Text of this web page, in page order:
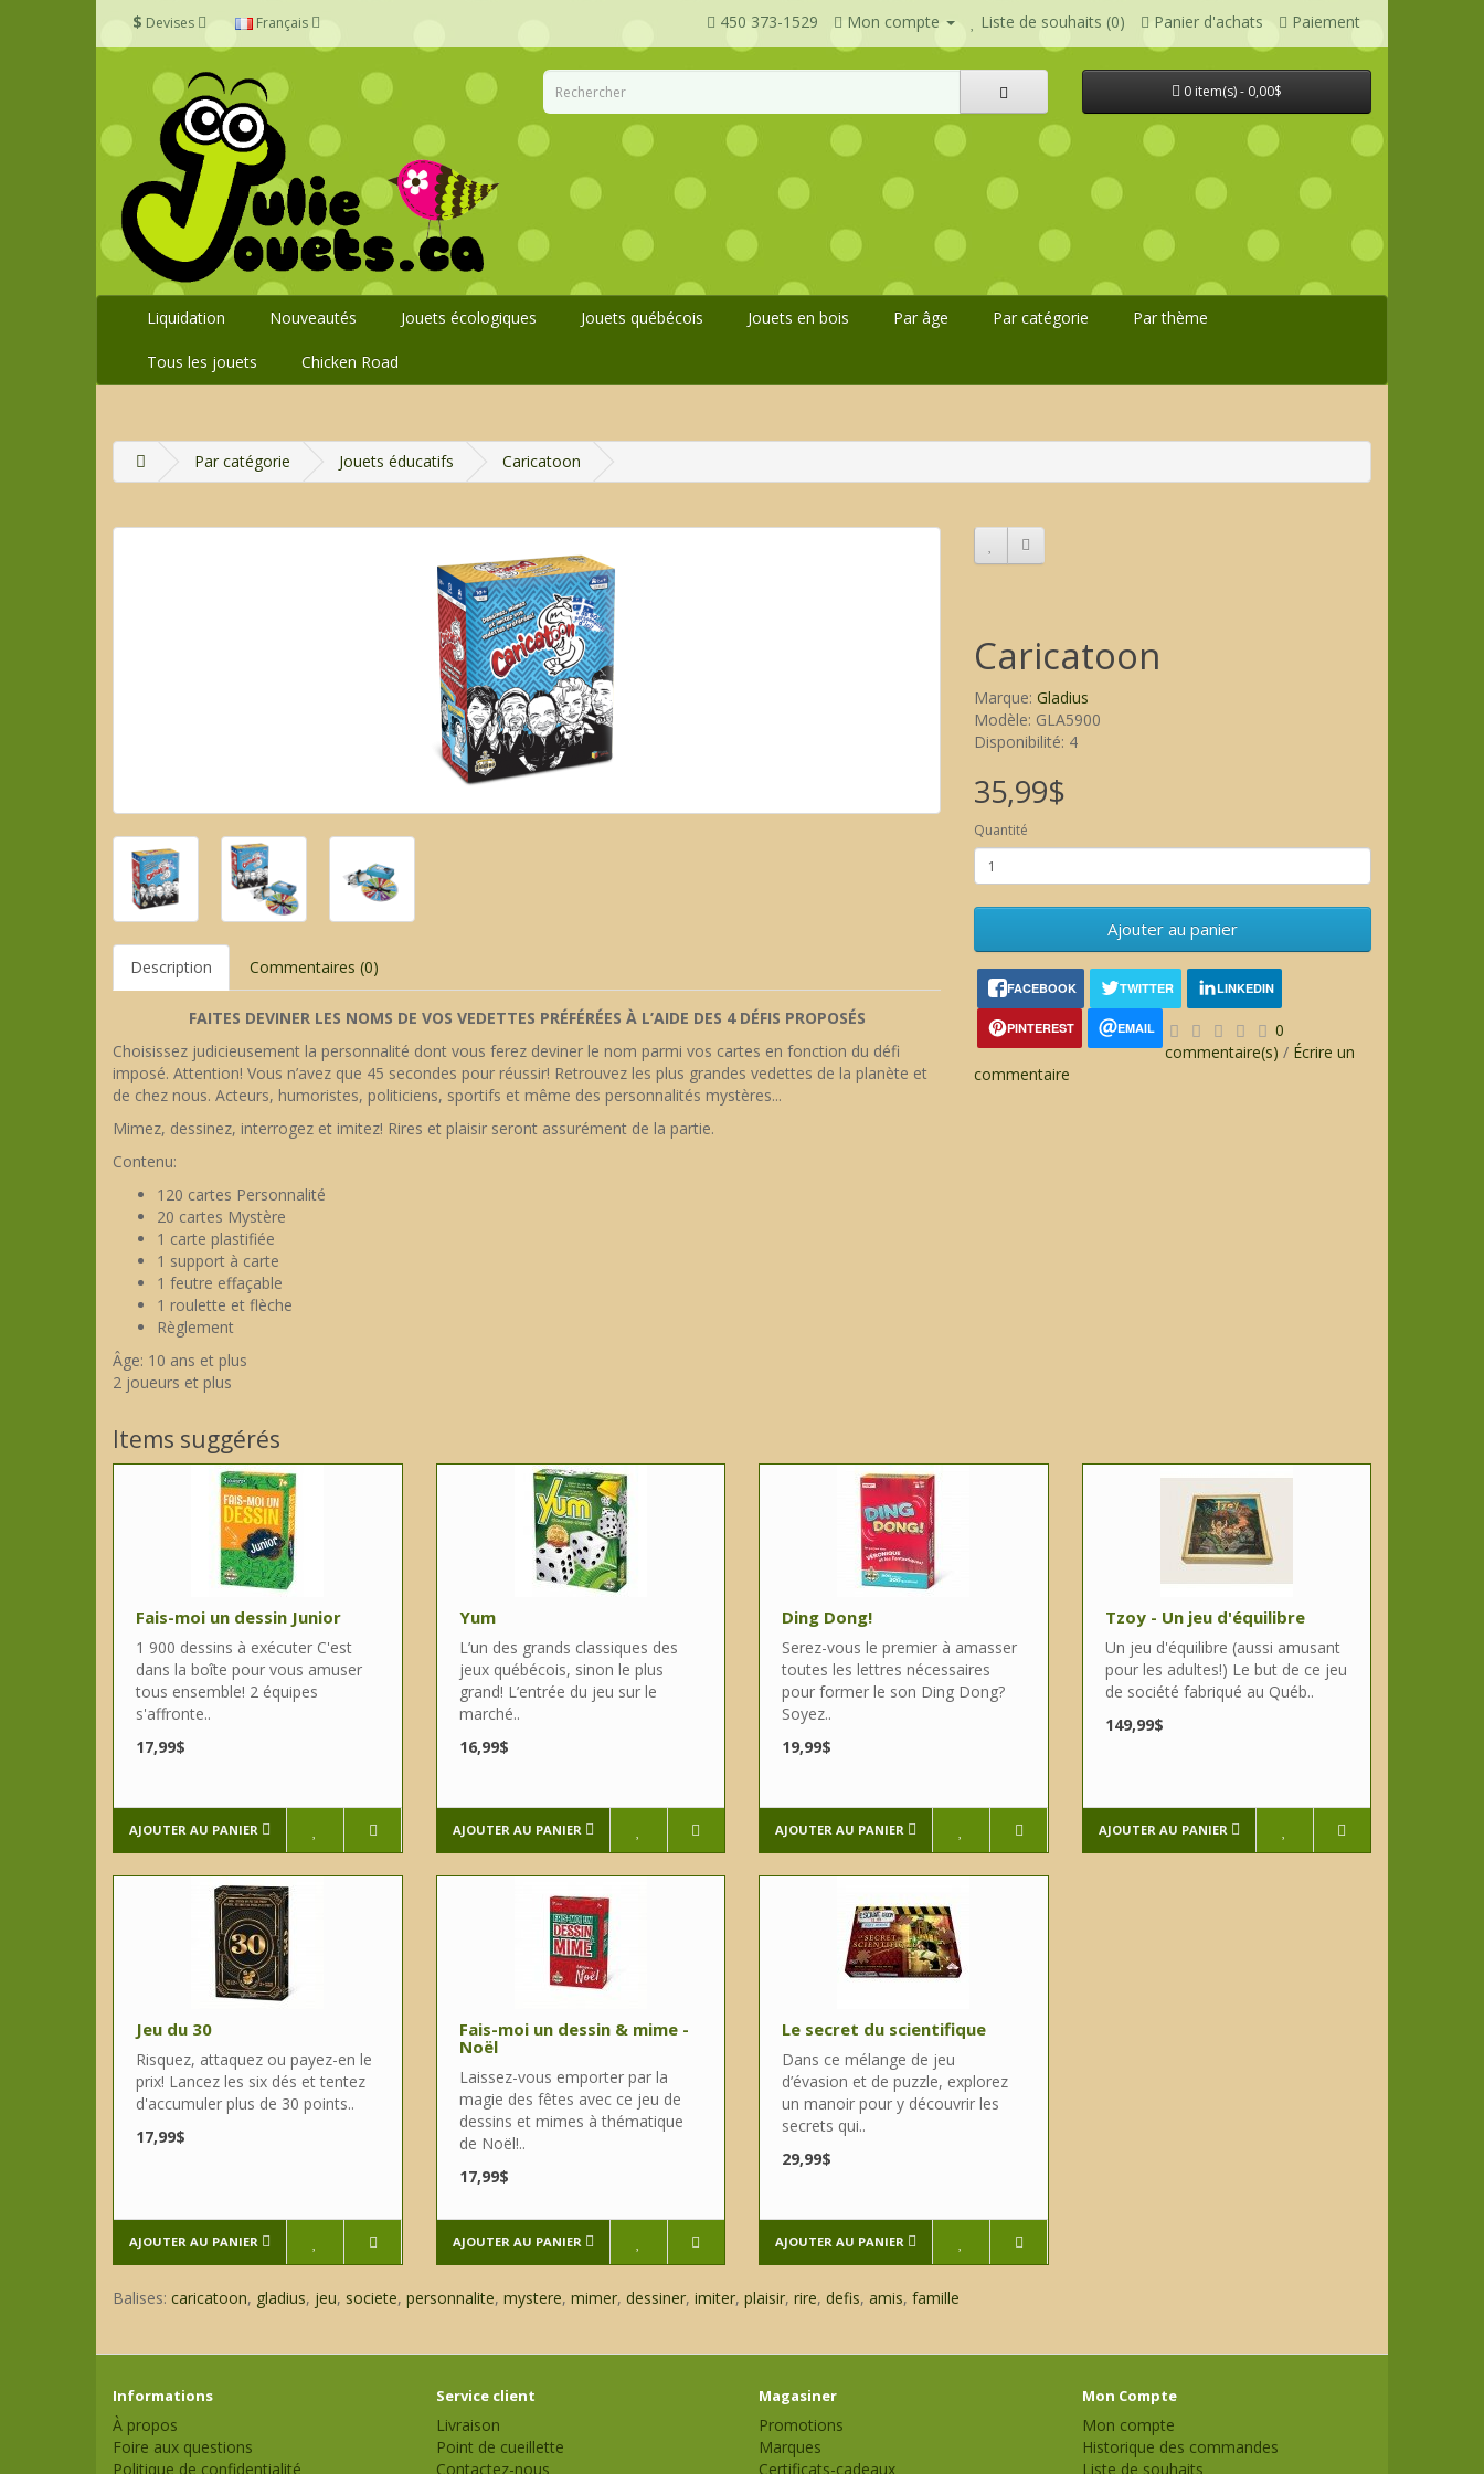
$ Devises Français 450 373-1529 Mon compte Liste de souhaits (0) Panier d'achats Paiement
0 item(s) - 0,00$
Liquidation Nouveautés Jouets écologiques Jouets québécois Jouets en bois Par âge Par catégorie Par thème
Tous les jouets Chicken Road
Par catégorie Jouets éducatifs Caricatoon
Description Commentaires (0)
FAITES DEVINER LES NOMS DE VOS VEDETTES PRÉFÉRÉES À L’AIDE DES 4 DÉFIS PROPOSÉS
Choisissez judicieusement la personnalité dont vous ferez deviner le nom parmi vos cartes en fonction du défi
imposé. Attention! Vous n’avez que 45 secondes pour réussir! Retrouvez les plus grandes vedettes de la planète et
de chez nous. Acteurs, humoristes, politiciens, sportifs et même des personnalités mystères...
Mimez, dessinez, interrogez et imitez! Rires et plaisir seront assurément de la partie.
Contenu:
120 cartes Personnalité
20 cartes Mystère
1 carte plastifiée
1 support à carte
1 feutre effaçable
1 roulette et flèche
Règlement
Âge: 10 ans et plus
2 joueurs et plus
Caricatoon
Marque: Gladius
Modèle: GLA5900
Disponibilité: 4
35,99$
Quantité
Ajouter au panier
FACEBOOK TWITTER LINKEDIN
PINTEREST EMAIL
0
commentaire(s) / Écrire un
commentaire
Items suggérés
Fais-moi un dessin Junior
1 900 dessins à exécuter C'est
dans la boîte pour vous amuser
tous ensemble! 2 équipes
s'affronte..
17,99$
AJOUTER AU PANIER
Yum
L’un des grands classiques des
jeux québécois, sinon le plus
grand! L’entrée du jeu sur le
marché..
16,99$
AJOUTER AU PANIER
Ding Dong!
Serez-vous le premier à amasser
toutes les lettres nécessaires
pour former le son Ding Dong?
Soyez..
19,99$
AJOUTER AU PANIER
Tzoy - Un jeu d'équilibre
Un jeu d'équilibre (aussi amusant
pour les adultes!) Le but de ce jeu
de société fabriqué au Québ..
149,99$
AJOUTER AU PANIER
Jeu du 30
Risquez, attaquez ou payez-en le
prix! Lancez les six dés et tentez
d'accumuler plus de 30 points..
17,99$
AJOUTER AU PANIER
Fais-moi un dessin & mime -
Noël
Laissez-vous emporter par la
magie des fêtes avec ce jeu de
dessins et mimes à thématique
de Noël!..
17,99$
AJOUTER AU PANIER
Le secret du scientifique
Dans ce mélange de jeu
d’évasion et de puzzle, explorez
un manoir pour y découvrir les
secrets qui..
29,99$
AJOUTER AU PANIER
Balises: caricatoon, gladius, jeu, societe, personnalite, mystere, mimer, dessiner, imiter, plaisir, rire, defis, amis, famille
Informations
À propos
Foire aux questions
Politique de confidentialité
Service client
Livraison
Point de cueillette
Contactez-nous
Magasiner
Promotions
Marques
Certificats-cadeaux
Mon Compte
Mon compte
Historique des commandes
Liste de souhaits